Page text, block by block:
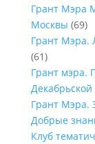
Грант Мэра
Москвы (69)
Грант Мэра.
(61)
Грант мэра.
Декабрьской
Грант Мэра.
Добрые
Клуб